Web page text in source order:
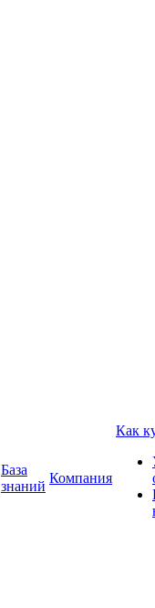
База
знаний
Компания
Как